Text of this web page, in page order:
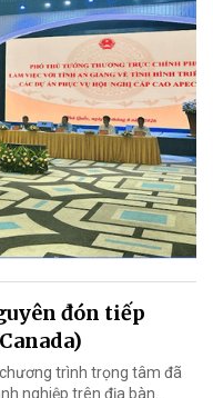
đón tiếp
trình trọng tâm đã
nghiệp trên địa bàn...